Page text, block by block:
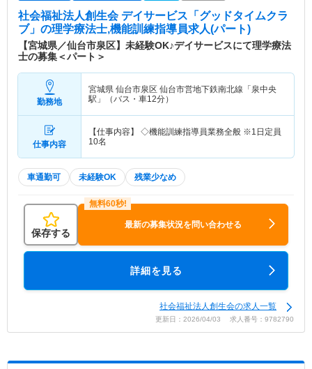
社会福祉法人創生会 デイサービス「グッドタイムクラ
ブ」 の理学療法士,機能訓練指導員求人(パート)
【宮城県／仙台市泉区】未経験OK♪デイサービスにて理学療法
士の募集＜パート＞
勤務地
宮城県 仙台市泉区 仙台市営地下鉄南北線「泉中央
駅」（バス・車12分）
仕事内容
【仕事内容】 ◇機能訓練指導員業務全般 ※1日定員
10名
車通勤可 未経験OK 残業少なめ
保存する
最新の募集状況を問い合わせる
詳細を見る
社会福祉法人創生会の求人一覧
更新日：2026/04/03 求人番号：9782790